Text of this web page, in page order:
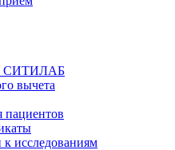
СИТИЛАБ
вычета
пациентов
исследованиям